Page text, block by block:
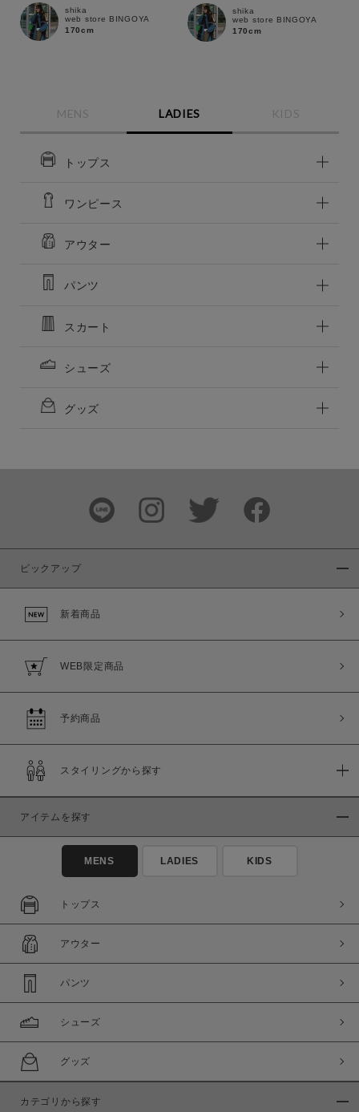
shika
web store BINGOYA
170cm
shika
web store BINGOYA
170cm
MENS LADIES KIDS
トップス
ワンピース
アウター
パンツ
スカート
シューズ
グッズ
ピックアップ
新着商品
WEB限定商品
予約商品
スタイリングから探す
アイテムを探す
MENS LADIES KIDS
トップス
アウター
パンツ
シューズ
グッズ
カテゴリから探す